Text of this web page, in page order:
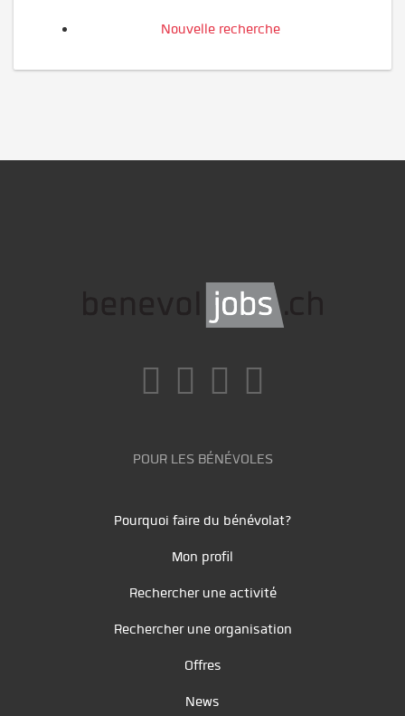
Nouvelle recherche
POUR LES BÉNÉVOLES
Pourquoi faire du bénévolat?
Mon profil
Rechercher une activité
Rechercher une organisation
Offres
News